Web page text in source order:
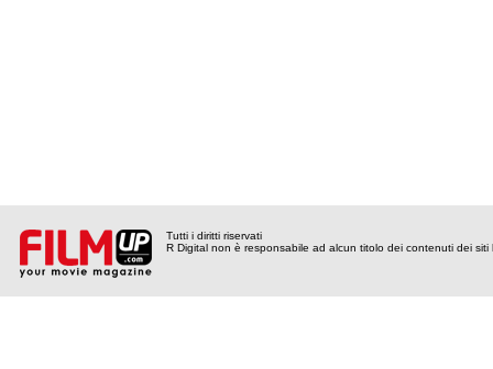
Tutti i diritti riservati
R Digital non è responsabile ad alcun titolo dei contenuti dei siti